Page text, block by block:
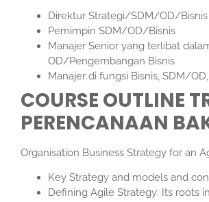
Direktur Strategi/SDM/OD/Bisnis
Pemimpin SDM/OD/Bisnis
Manajer Senior yang terlibat
OD/Pengembangan Bisnis
Manajer di fungsi Bisnis, SDM/
COURSE OUTLINE
PERENCANAAN
Organisation Business Strategy for an
Key Strategy and models and
Defining Agile Strategy: Its roots